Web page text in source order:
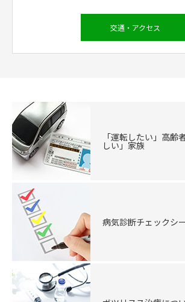
交通・アクセス
「運転したい」高齢
しい」家族
病気診断チェックシ